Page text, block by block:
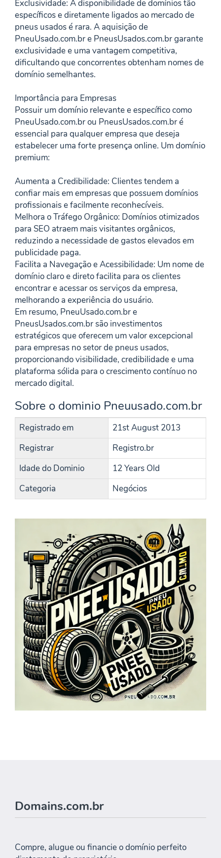
Exclusividade: A disponibilidade de domínios tão
específicos e diretamente ligados ao mercado de
pneus usados é rara. A aquisição de
PneuUsado.com.br e PneusUsados.com.br garante
exclusividade e uma vantagem competitiva,
dificultando que concorrentes obtenham nomes de
domínio semelhantes.
Importância para Empresas
Possuir um domínio relevante e específico como
PneuUsado.com.br ou PneusUsados.com.br é
essencial para qualquer empresa que deseja
estabelecer uma forte presença online. Um domínio
premium:
Aumenta a Credibilidade: Clientes tendem a
confiar mais em empresas que possuem domínios
profissionais e facilmente reconhecíveis.
Melhora o Tráfego Orgânico: Domínios otimizados
para SEO atraem mais visitantes orgânicos,
reduzindo a necessidade de gastos elevados em
publicidade paga.
Facilita a Navegação e Acessibilidade: Um nome de
domínio claro e direto facilita para os clientes
encontrar e acessar os serviços da empresa,
melhorando a experiência do usuário.
Em resumo, PneuUsado.com.br e
PneusUsados.com.br são investimentos
estratégicos que oferecem um valor excepcional
para empresas no setor de pneus usados,
proporcionando visibilidade, credibilidade e uma
plataforma sólida para o crescimento contínuo no
mercado digital.
Sobre o dominio Pneuusado.com.br
Registrado em
21st August 2013
Registrar
Registro.br
Idade do Dominio
12 Years Old
Categoria
Negócios
Domains.com.br
Compre, alugue ou financie o domínio perfeito